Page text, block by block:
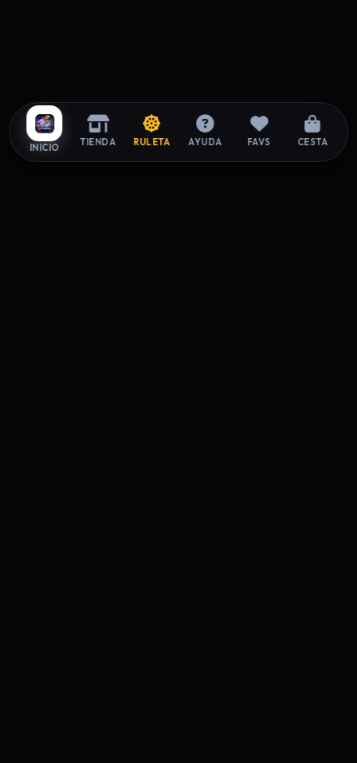
INICIO TIENDA RULETA AYUDA FAVS CESTA